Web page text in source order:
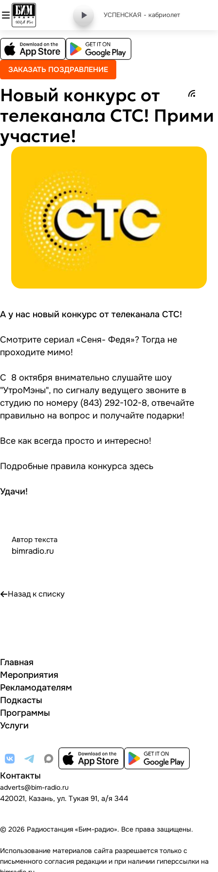
УСПЕНСКАЯ - кабриолет
ЗАКАЗАТЬ ПОЗДРАВЛЕНИЕ
Новый конкурс от
телеканала СТС! Прими
участие!
А у нас новый конкурс от телеканала СТС!
Смотрите сериал «Сеня- Федя»? Тогда не
проходите мимо!
С 8 октября внимательно слушайте шоу
"УтроМэны", по сигналу ведущего звоните в
студию по номеру (843) 292-102-8, отвечайте
правильно на вопрос и получайте подарки!
Все как всегда просто и интересно!
Подробные правила конкурса здесь
Удачи!
Автор текста
bimradio.ru
Назад к списку
Главная
Мероприятия
Рекламодателям
Подкасты
Программы
Услуги
Контакты
adverts@bim-radio.ru
420021, Казань, ул. Тукая 91, а/я 344
© 2026 Радиостанция «Бим-радио». Все права защищены.
Использование материалов сайта разрешается только с
письменного согласия редакции и при наличии гиперссылки на